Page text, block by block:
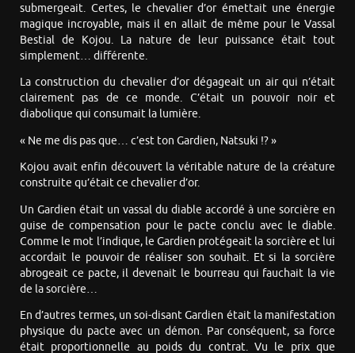
submergeait. Certes, le chevalier d’or émettait une énergie
magique incroyable, mais il en allait de même pour le Vassal
Bestial de Kojou. La nature de leur puissance était tout
simplement… différente.
La construction du chevalier d’or dégageait un air qui n’était
clairement pas de ce monde. C’était un pouvoir noir et
diabolique qui consumait la lumière.
« Ne me dis pas que… c’est ton Gardien, Natsuki !? »
Kojou avait enfin découvert la véritable nature de la créature
construite qu’était ce chevalier d’or.
Un Gardien était un vassal du diable accordé à une sorcière en
guise de compensation pour le pacte conclu avec le diable.
Comme le mot l’indique, le Gardien protégeait la sorcière et lui
accordait le pouvoir de réaliser son souhait. Et si la sorcière
abrogeait ce pacte, il devenait le bourreau qui fauchait la vie
de la sorcière…
En d’autres termes, un soi-disant Gardien était la manifestation
physique du pacte avec un démon. Par conséquent, sa force
était proportionnelle au poids du contrat. Vu le prix que